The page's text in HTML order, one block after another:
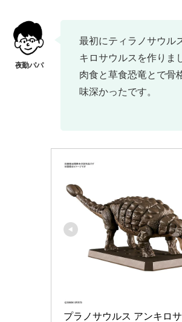
最初にティラノサウル
キロサウルスを作りま
肉食と草食恐竜とで骨
味深かったです。
プラノサウルス アンキロ